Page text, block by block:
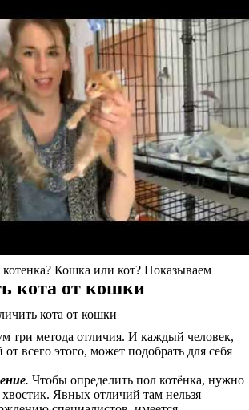
Кошка или кот? Показываем
кота от кошки
три метода отличия. И каждый человек,
всего этого, может подобрать для себя
. Чтобы определить пол котёнка, нужно
Явных отличий там нельзя